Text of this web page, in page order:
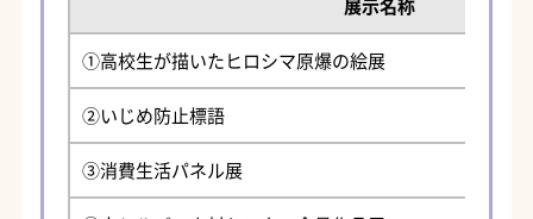
展示名称
①高校生が描いたヒロシマ原爆の絵展
②いじめ防止標語
③消費生活パネル展